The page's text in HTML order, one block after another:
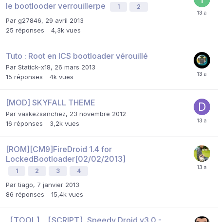
le bootlooder verrouillerpe
1 2
Par g27846, 29 avril 2013
25 réponses 4,3k vues
Tuto : Root en ICS bootloader vérouillé
Par Statick-x18, 26 mars 2013
15 réponses 4k vues
[MOD] SKYFALL THEME
Par vaskezsanchez, 23 novembre 2012
16 réponses 3,2k vues
[ROM][CM9]FireDroid 1.4 for
LockedBootloader[02/02/2013]
1 2 3 4
Partiago, 7 janvier 2013
86 réponses 15,4k vues
【TOOL】【SCRIPT】Speedy Droid v3.0 -